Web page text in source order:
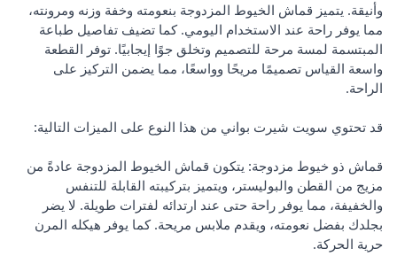
وأنيقة. يتميز قماش الخيوط المزدوجة بنعومته وخفة وزنه ومرونته،
مما يوفر راحة عند الاستخدام اليومي. كما تضيف تفاصيل طباعة
المبتسمة لمسة مرحة للتصميم وتخلق جوًا إيجابيًا. توفر القطعة
واسعة القياس تصميمًا مريحًا وواسعًا، مما يضمن التركيز على
الراحة.
قد تحتوي سويت شيرت بواني من هذا النوع على الميزات التالية:
قماش ذو خيوط مزدوجة: يتكون قماش الخيوط المزدوجة عادةً من
مزيج من القطن والبوليستر، ويتميز بتركيبته القابلة للتنفس
والخفيفة، مما يوفر راحة حتى عند ارتدائه لفترات طويلة. لا يضر
بجلدك بفضل نعومته، ويقدم ملابس مريحة. كما يوفر هيكله المرن
حرية الحركة.